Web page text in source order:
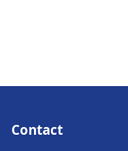
Contact